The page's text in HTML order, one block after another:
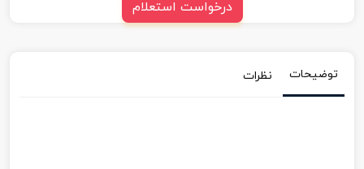
درخواست استعلام
توضیحات نظرات